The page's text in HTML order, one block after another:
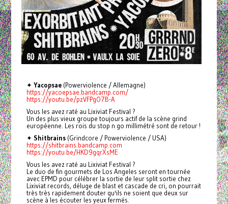
✦ Yacopsae(Powerviolence / Allemagne)
https://yacoepsae.bandcamp.com/
https://youtu.be/pzVFPgO7B-A
Vous les avez raté au Lixiviat Festival ?
Un des plus vieux groupe toujours actif de la scène grind
européenne. Les rois du stop n go millimétré sont de retour !
✦ Shitbrains(Grindcore / Powerviolence / USA)
https://shitbrains.bandcamp.com
https://youtu.be/HKD9gqrXsME
Vous les avez raté au Lixiviat Festival ?
Le duo de fin gourmets de Los Angeles seront en tournée
avec EPMD pour célébrer la sortie de leur split sortie chez
Lixiviat records, déluge de blast et cascade de cri, on pourrait
très très rapidement douter qu'ils ne soient que deux sur
scène à les écouter les yeux fermés.